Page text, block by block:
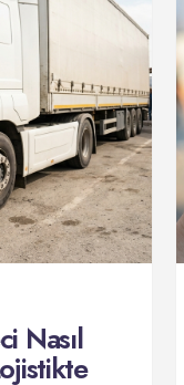
Nasıl